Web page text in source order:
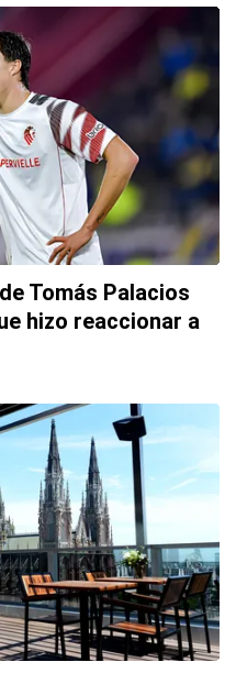
Tomás Palacios
hizo reaccionar a